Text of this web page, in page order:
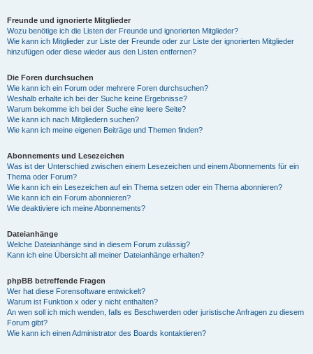
Freunde und ignorierte Mitglieder
Wozu benötige ich die Listen der Freunde und ignorierten Mitglieder?
Wie kann ich Mitglieder zur Liste der Freunde oder zur Liste der ignorierten Mitglieder
hinzufügen oder diese wieder aus den Listen entfernen?
Die Foren durchsuchen
Wie kann ich ein Forum oder mehrere Foren durchsuchen?
Weshalb erhalte ich bei der Suche keine Ergebnisse?
Warum bekomme ich bei der Suche eine leere Seite?
Wie kann ich nach Mitgliedern suchen?
Wie kann ich meine eigenen Beiträge und Themen finden?
Abonnements und Lesezeichen
Was ist der Unterschied zwischen einem Lesezeichen und einem Abonnements für ein
Thema oder Forum?
Wie kann ich ein Lesezeichen auf ein Thema setzen oder ein Thema abonnieren?
Wie kann ich ein Forum abonnieren?
Wie deaktiviere ich meine Abonnements?
Dateianhänge
Welche Dateianhänge sind in diesem Forum zulässig?
Kann ich eine Übersicht all meiner Dateianhänge erhalten?
phpBB betreffende Fragen
Wer hat diese Forensoftware entwickelt?
Warum ist Funktion x oder y nicht enthalten?
An wen soll ich mich wenden, falls es Beschwerden oder juristische Anfragen zu diesem
Forum gibt?
Wie kann ich einen Administrator des Boards kontaktieren?